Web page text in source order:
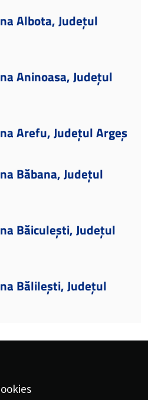
Albota, Județul
Aninoasa, Județul
Arefu, Județul Argeș
Băbana, Județul
Băiculești, Județul
Bălilești, Județul